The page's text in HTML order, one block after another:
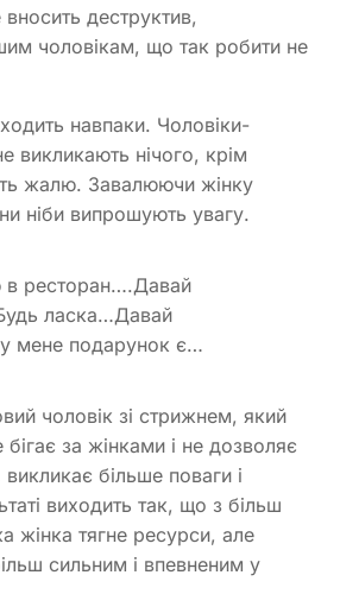
деструктив,
чоловікам, що так робити не
навпаки. Чоловіки-
викликають нічого, крім
жалю. Завалюючи жінку
ніби випрошують увагу.
в ресторан….Давай
ласка…Давай
у мене подарунок є…
чоловік зі стрижнем, який
за жінками і не дозволяє
більше поваги і
виходить так, що з більш
жінка тягне ресурси, але
сильним і впевненим у